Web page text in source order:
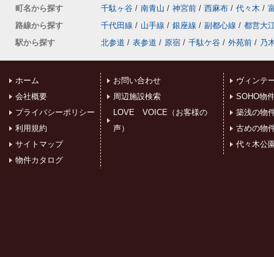
町名から探す
千駄ヶ谷 / 南青山 / 神宮前 / 西麻布 / 代々木 /
路線から探す
千代田線 / 山手線 / 銀座線 / 副都心線 / 都営大
駅から探す
北参道 / 表参道 / 原宿 / 千駄ケ谷 / 外苑前 / 乃
ホーム
会社概要
プライバシーポリシー
利用規約
サイトマップ
物件カタログ
お問い合わせ
周辺施設検索
LOVE VOICE（お客様の
声）
ヴィンテ
SOHO物
築浅の物
古めの物
代々木公